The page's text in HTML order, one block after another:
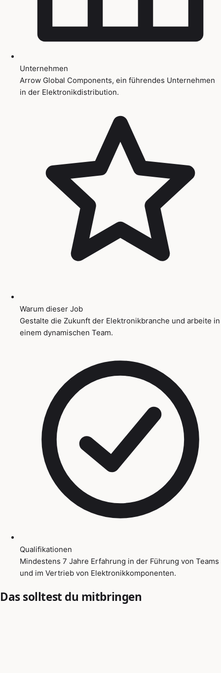
Unternehmen
Arrow Global Components, ein führendes Unternehmen
in der Elektronikdistribution.
Warum dieser Job
Gestalte die Zukunft der Elektronikbranche und arbeite in
einem dynamischen Team.
Qualifikationen
Mindestens 7 Jahre Erfahrung in der Führung von Teams
und im Vertrieb von Elektronikkomponenten.
Das solltest du mitbringen